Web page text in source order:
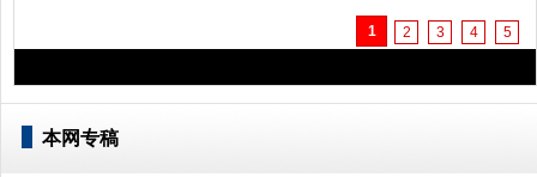
1 2 3 4 5
本网专稿